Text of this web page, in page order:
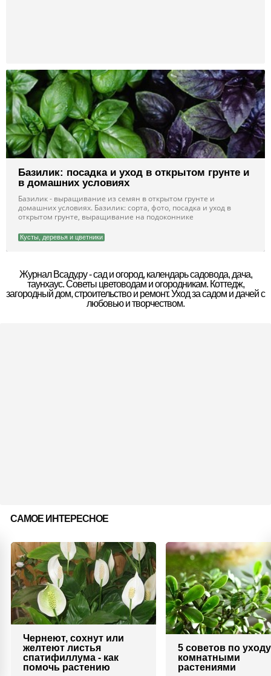
Базилик: посадка и уход в открытом грунте и
в домашних условиях
Базилик - выращивание из семян в открытом грунте и
домашних условиях. Базилик: сорта, фото, посадка и уход в
открытом грунте, выращивание на подоконнике
Кусты, деревья и цветники
Журнал Всаду.ру - сад и огород, календарь садовода, дача,
таунхаус. Советы цветоводам и огородникам. Коттедж,
загородный дом, строительство и ремонт. Уход за садом и дачей с
любовью и творчеством.
САМОЕ ИНТЕРЕСНОЕ
Чернеют, сохнут или
желтеют листья
спатифиллума - как
помочь растению
5 советов по
комнатными
растениями